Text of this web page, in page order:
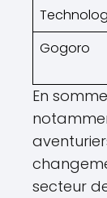
Gogoro
En
secteur